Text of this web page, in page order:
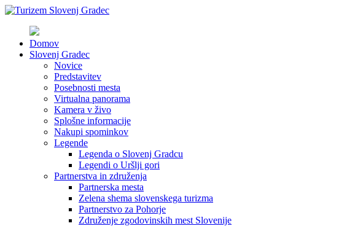
Domov
Slovenj Gradec
Novice
Predstavitev
Posebnosti mesta
Virtualna panorama
Kamera v živo
Splošne informacije
Nakupi spominkov
Legende
Legenda o Slovenj Gradcu
Legendi o Uršlji gori
Partnerstva in združenja
Partnerska mesta
Zelena shema slovenskega turizma
Partnerstvo za Pohorje
Združenje zgodovinskih mest Slovenije